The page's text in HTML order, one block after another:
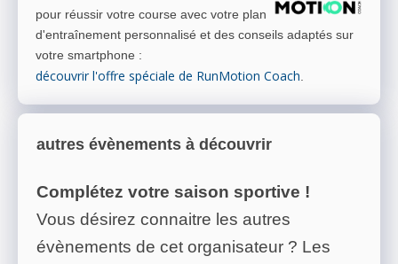
pour réussir votre course avec votre plan
d'entraînement personnalisé et des conseils adaptés sur
votre smartphone :
découvrir l'offre spéciale de RunMotion Coach.
autres évènements à découvrir
Complétez votre saison sportive !
Vous désirez connaitre les autres
évènements de cet organisateur ? Les